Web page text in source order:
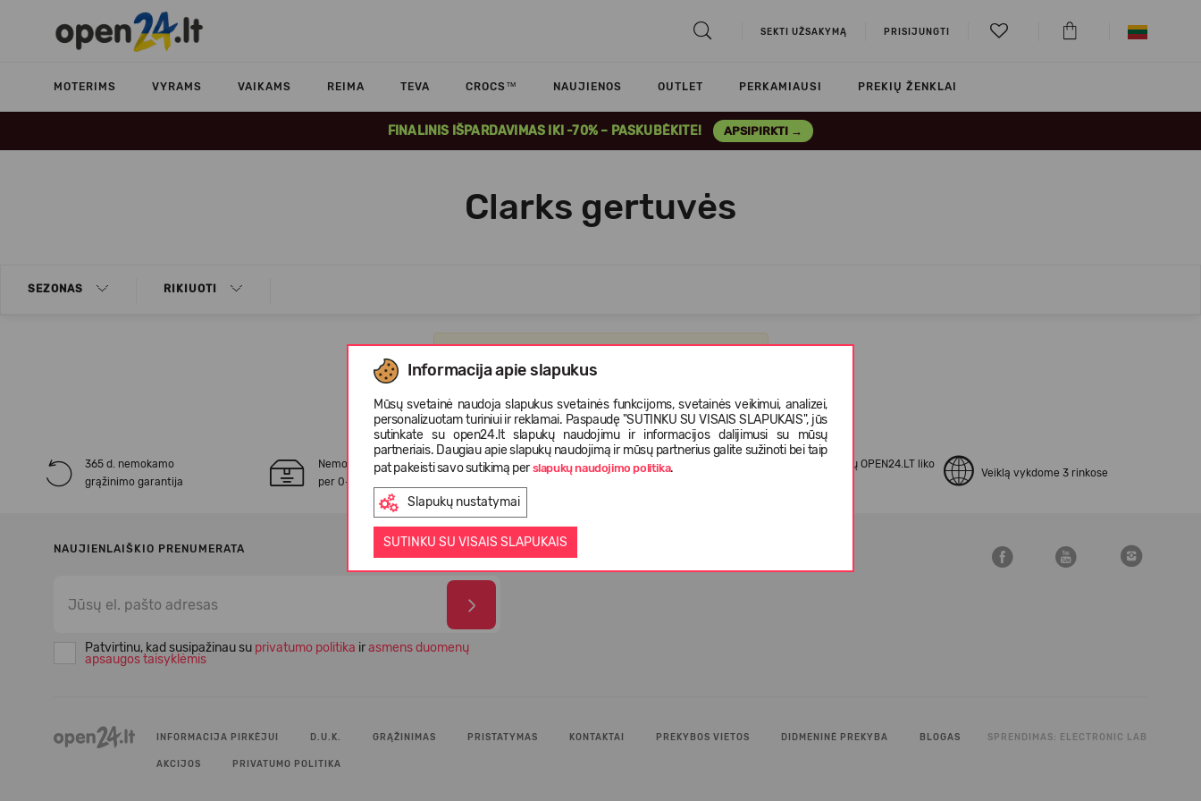
SEKTI UŽSAKYMĄ PRISIJUNGTI
MOTERIMS VYRAMS VAIKAMS REIMA TEVA CROCS™ NAUJIENOS OUTLET PERKAMIAUSI PREKIŲ ŽENKLAI
FINALINIS IŠPARDAVIMAS IKI -70% – PASKUBĖKITE! APSIPIRKTI →
Informacija apie slapukus
Mūsų svetainė naudoja slapukus svetainės funkcijoms, svetainės veikimui, analizei,
personalizuotam turiniui ir reklamai. Paspaudę "SUTINKU SU VISAIS SLAPUKAIS", jūs
sutinkate su open24.lt slapukų naudojimu ir informacijos dalijimusi su mūsų
partneriais. Daugiau apie slapukų naudojimą ir mūsų partnerius galite sužinoti bei taip
pat pakeisti savo sutikimą per slapukų naudojimo politika.
Slapukų nustatymai
SUTINKU SU VISAIS SLAPUKAIS
Clarks gertuvės
SEZONAS RIKIUOTI
365 d. nemokamo
grąžinimo garantija
Nemokamas* pristatymas
per 0-3 darbo dienas
Pasirinkimas iš daugiau kaip 5 000
Tiek apsipirkusių OPEN24.LT liko
Veiklą vykdome 3 rinkose
NAUJIENLAIŠKIO PRENUMERATA
Patvirtinu, kad susipažinau su privatumo politika irasmens duomenų
apsaugos taisyklėmis
INFORMACIJA PIRKĖJUI D.U.K. GRĄŽINIMAS PRISTATYMAS KONTAKTAI PREKYBOS VIETOS DIDMENINĖ PREKYBA BLOGAS
AKCIJOS PRIVATUMO POLITIKA
SPRENDIMAS: ELECTRONIC LAB